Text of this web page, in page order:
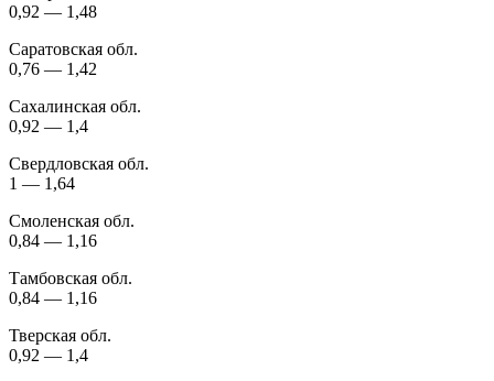
0,92 — 1,48
Саратовская обл.
0,76 — 1,42
Сахалинская обл.
0,92 — 1,4
Свердловская обл.
1 — 1,64
Смоленская обл.
0,84 — 1,16
Тамбовская обл.
0,84 — 1,16
Тверская обл.
0,92 — 1,4